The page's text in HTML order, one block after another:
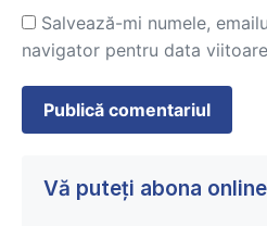
Salvează-mi numele,
navigator pentru data
Vă puteți abona online